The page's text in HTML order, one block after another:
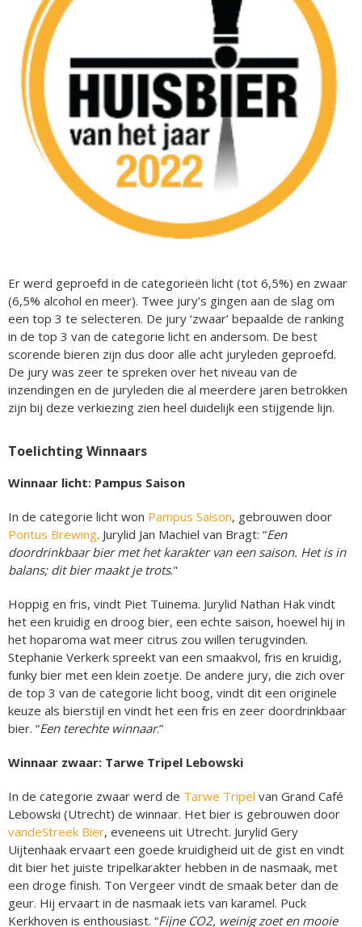
Er werd geproefd in de categorieën licht (tot 6,5%) en zwaar
(6,5% alcohol en meer). Twee jury’s gingen aan de slag om
een top 3 te selecteren. De jury ‘zwaar’ bepaalde de ranking
in de top 3 van de categorie licht en andersom. De best
scorende bieren zijn dus door alle acht juryleden geproefd.
De jury was zeer te spreken over het niveau van de
inzendingen en de juryleden die al meerdere jaren betrokken
zijn bij deze verkiezing zien heel duidelijk een stijgende lijn.
Toelichting Winnaars
Winnaar licht: Pampus Saison
In de categorie licht won Pampus Saison, gebrouwen door
Pontus Brewing. Jurylid Jan Machiel van Bragt: “Een
doordrinkbaar bier met het karakter van een saison. Het is in
balans; dit bier maakt je trots."
Hoppig en fris, vindt Piet Tuinema. Jurylid Nathan Hak vindt
het een kruidig en droog bier, een echte saison, hoewel hij in
het hoparoma wat meer citrus zou willen terugvinden.
Stephanie Verkerk spreekt van een smaakvol, fris en kruidig,
funky bier met een klein zoetje. De andere jury, die zich over
de top 3 van de categorie licht boog, vindt dit een originele
keuze als bierstijl en vindt het een fris en zeer doordrinkbaar
bier. “Een terechte winnaar.”
Winnaar zwaar: Tarwe Tripel Lebowski
In de categorie zwaar werd de Tarwe Tripel van Grand Café
Lebowski (Utrecht) de winnaar. Het bier is gebrouwen door
vandeStreek Bier, eveneens uit Utrecht. Jurylid Gery
Uijtenhaak ervaart een goede kruidigheid uit de gist en vindt
dit bier het juiste tripelkarakter hebben in de nasmaak, met
een droge finish. Ton Vergeer vindt de smaak beter dan de
geur. Hij ervaart in de nasmaak iets van karamel. Puck
Kerkhoven is enthousiast. “Fijne CO2, weinig zoet en mooie